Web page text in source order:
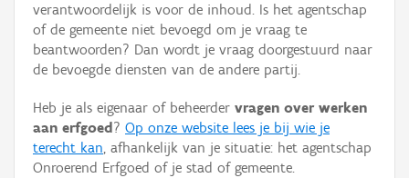
Gebeurtenis
Persoon of collectief
Hergebruik
Aanmelden
verantwoordelijk is voor de inhoud. Is het agentschap
of de gemeente niet bevoegd om je vraag te
beantwoorden? Dan wordt je vraag doorgestuurd naar
de bevoegde diensten van de andere partij.
Heb je als eigenaar of beheerder vragen over werken
aan erfgoed ? Op onze website lees je bij wie je
terecht kan, afhankelijk van je situatie: het agentschap
Onroerend Erfgoed of je stad of gemeente.